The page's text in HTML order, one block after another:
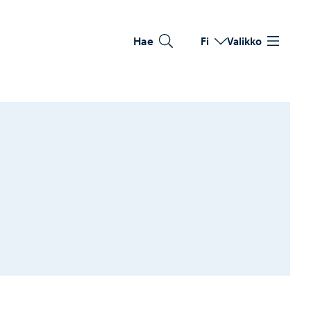
Hae Vaihda kieltä
Nykyinen kieli: Suomi
Fi Valikko